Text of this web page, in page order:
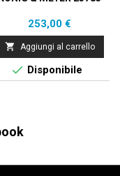
Prezzo
253,00 €
 Aggiungi al carrello
 Disponibile